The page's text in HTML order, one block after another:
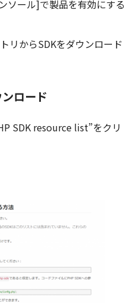
ソール]で製品を有効にする
リからSDKをダウンロード
ロード
SDK resource list”をクリ